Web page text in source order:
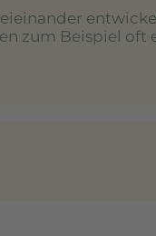
zum Beispiel oft